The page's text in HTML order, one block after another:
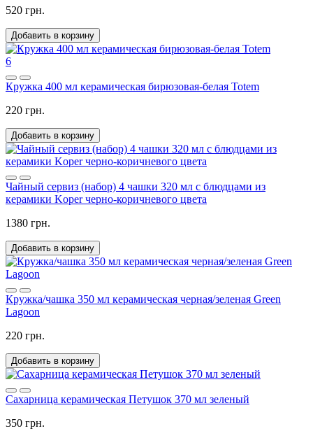
520 грн.
Добавить в корзину
6
Кружка 400 мл керамическая бирюзовая-белая Totem
220 грн.
Добавить в корзину
Чайный сервиз (набор) 4 чашки 320 мл с блюдцами из
керамики Koper черно-коричневого цвета
1380 грн.
Добавить в корзину
Кружка/чашка 350 мл керамическая черная/зеленая Green
Lagoon
220 грн.
Добавить в корзину
Сахарница керамическая Петушок 370 мл зеленый
350 грн.